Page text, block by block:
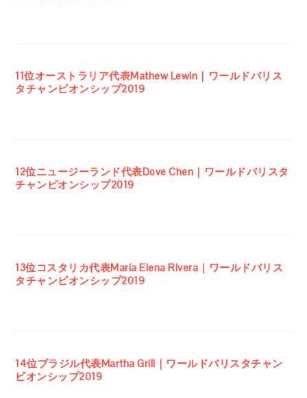
11位オーストラリア代表Mathew Lewin｜ワールドバリス
タチャンピオンシップ2019
12位ニュージーランド代表Dove Chen｜ワールドバリスタ
チャンピオンシップ2019
13位コスタリカ代表María Elena Rivera｜ワールドバリス
タチャンピオンシップ2019
14位ブラジル代表Martha Grill｜ワールドバリスタチャン
ピオンシップ2019